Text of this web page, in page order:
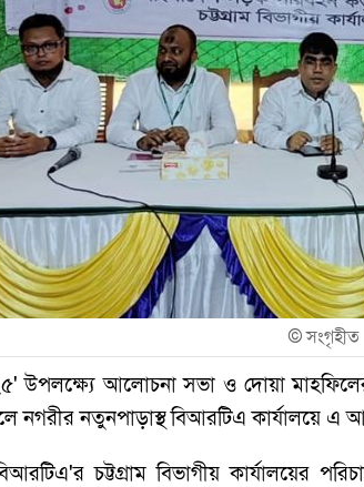
©সংগৃহীত
উপলক্ষ্যে আলোচনা সভা ও দোয়া
নগরীর নতুনপাড়াস্থ বিআরটিএ কার্যালয়ে এ
চট্টগ্রাম বিভাগীয় কার্যালয়ের